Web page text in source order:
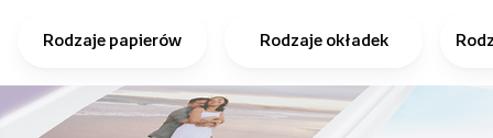
Rodzaje papierów Rodzaje okładek